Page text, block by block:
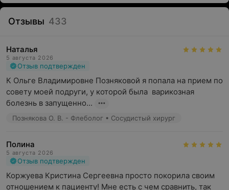
Отзывы 433
Наталья
5 августа 2026
Отзыв подтвержден
К Ольге Владимировне Позняковой я попала на прием по
совету моей подруги, у которой была  варикозная
болезнь в запущенно...
Познякова О. В. - Флеболог • Сосудистый хирург
Полина
5 августа 2026
Отзыв подтвержден
Коржуева Кристина Сергеевна просто покорила своим
отношением к пациенту! Мне есть с чем сравнить, так